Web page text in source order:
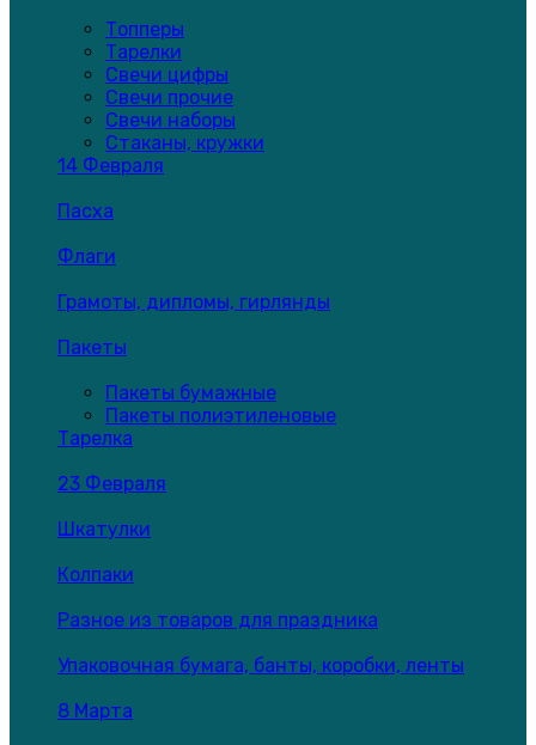
Топперы
Тарелки
Свечи цифры
Свечи прочие
Свечи наборы
Стаканы, кружки
14 Февраля
Пасха
Флаги
Грамоты, дипломы, гирлянды
Пакеты
Пакеты бумажные
Пакеты полиэтиленовые
Тарелка
23 Февраля
Шкатулки
Колпаки
Разное из товаров для праздника
Упаковочная бумага, банты, коробки, ленты
8 Марта